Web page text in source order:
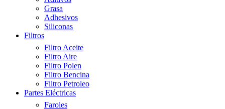
Grasa
Adhesivos
Siliconas
Filtros
Filtro Aceite
Filtro Aire
Filtro Polen
Filtro Bencina
Filtro Petroleo
Partes Eléctricas
Faroles